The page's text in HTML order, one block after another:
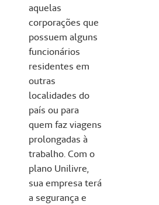
aquelas
corporações que
possuem alguns
funcionários
residentes em
outras
localidades do
país ou para
quem faz viagens
prolongadas à
trabalho. Com o
plano Unilivre,
sua empresa terá
a segurança e